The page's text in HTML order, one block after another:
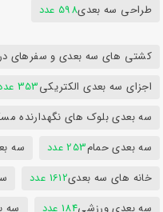
طراحی سه بعدی598 عدد
کشتی های سه بعدی و سفرهای
اجزای سه بعدی الکتریکی353 عدد
سه بعدی بلوک های نگهدارنده
سه بعدی حمام253 عدد سه
خانه های سه بعدی1612 عدد
سه بعدی ورزشی184 عدد سه